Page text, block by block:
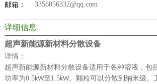
邮箱： 3356056332@qq.com
详细信息
超声新能源新材料分散设备
详情：
超声新能源新材料分散设备适用于各种溶液，包
功率为0.5kW至1.5kW。颗粒可以分散到纳米级。